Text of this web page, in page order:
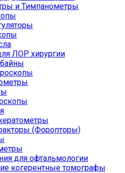
и Тимпанометры
ЛОР хирургии
(Форопторы)
для офтальмологии
когерентные томографы